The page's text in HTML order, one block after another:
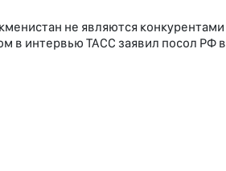
не являются
в интервью ТАСС заявил посол РФ